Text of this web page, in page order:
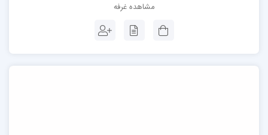
مشاهده غرفه